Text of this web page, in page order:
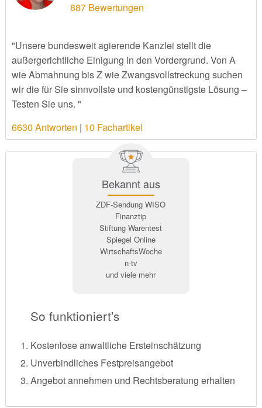
887Bewertungen
"Unsere bundesweit agierende Kanzlei stellt die
außergerichtliche Einigung in den Vordergrund. Von A
wie Abmahnung bis Z wie Zwangsvollstreckung suchen
wir die für Sie sinnvollste und kostengünstigste Lösung –
Testen Sie uns. "
6630 Antworten | 10 Fachartikel
Bekannt aus
ZDF-Sendung WISO
Finanztip
Stiftung Warentest
Spiegel Online
WirtschaftsWoche
n-tv
und viele mehr
So funktioniert's
Kostenlose anwaltliche Ersteinschätzung
Unverbindliches Festpreisangebot
Angebot annehmen und Rechtsberatung erhalten